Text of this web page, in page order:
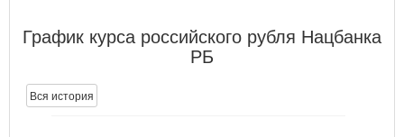
График курса российского рубля Нацбанка
РБ
Вся история